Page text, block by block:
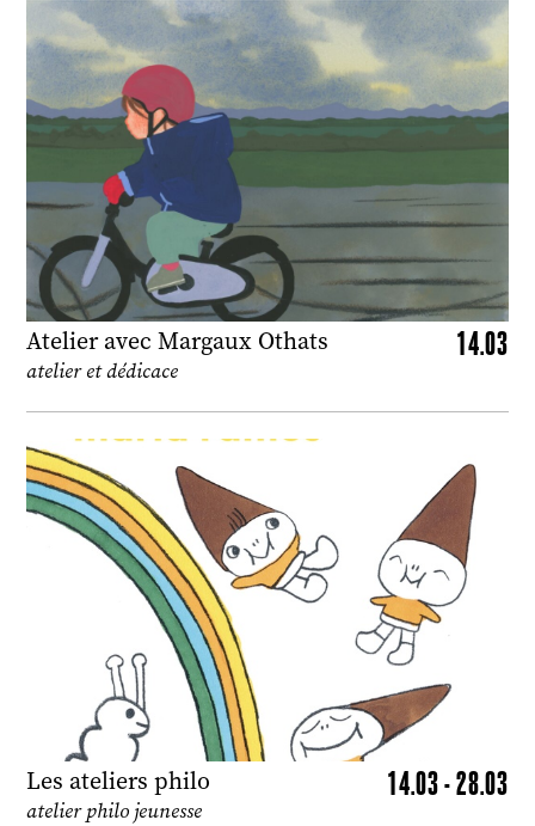
Atelier avec Margaux Othats 14.03
atelier et dédicace
Les ateliers philo 14.03 - 28.03
atelier philo jeunesse